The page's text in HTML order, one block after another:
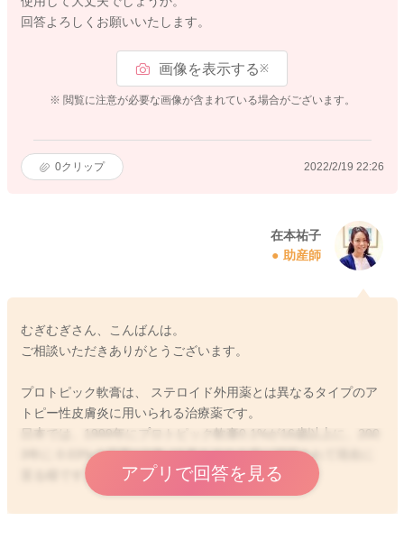
回答よろしくお願いいたします。
画像を表示する※
※ 閲覧に注意が必要な画像が含まれている場合がございます。
0クリップ 2022/2/19 22:26
在本祐子
助産師
むぎむぎさん、こんばんは。
ご相談いただきありがとうございます。
プロトピック軟膏は、 ステロイド外用薬とは異なるタイプのア
トピー性皮膚炎に用いられる治療薬です。
日本では、1999年にプロトピック軟膏0.1%が16歳以上に、200
3年に 0.03%小児用が2歳~15歳までの小児に認可されて現在に
至る様です。
先生のご経験から、乳児でも安全と思われ、特例で使用するケ
アプリで回答を見る